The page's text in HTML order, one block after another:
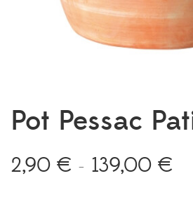
Pot Pessac
2,90 € – 139,00 €